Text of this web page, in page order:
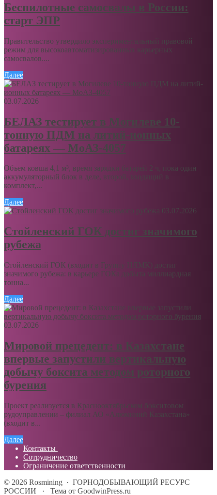
Беспилотные самосвалы в России:
старт ЭПР
Правительство утвердило экспериментальный правовой
режим для высокоавтоматизированных карьерных
самосвалов....
Далее
03.07.2026
БЕЛАЗ тестирует в Могилеве 10-
тонную ПДМ на литий-ионных
батареях — МоАЗ-4057
Объем ковша 4,1 м³, время зарядки батарей 2 ч, пока один
аккумуляторный блок в деле, второй, входящий в
комплект,...
Далее
03.07.2026
Стойленский ГОК достиг значимого
рубежа
Стойленский ГОК (входит в Группу НЛМК) достиг
значимого рубежа: в карьере ГОКа добыта миллиардная
тонна...
Далее
03.07.2026
Мировой прецедент: в Казахстане
впервые запустили вертикальную
добычу боксита методом роторного
бурения
Проект реализуется в Краснооктябрьском бокситовом
рудоуправлении – филиал АО «Алюминий Казахстана»
(входит в...
Далее
Контакты
Сотрудничество
Ограничение ответственности
© 2026 Rosmining · ГОРНОДОБЫВАЮЩИЙ РЕСУРС
РОССИИ
· Тема от GoodwinPress.ru